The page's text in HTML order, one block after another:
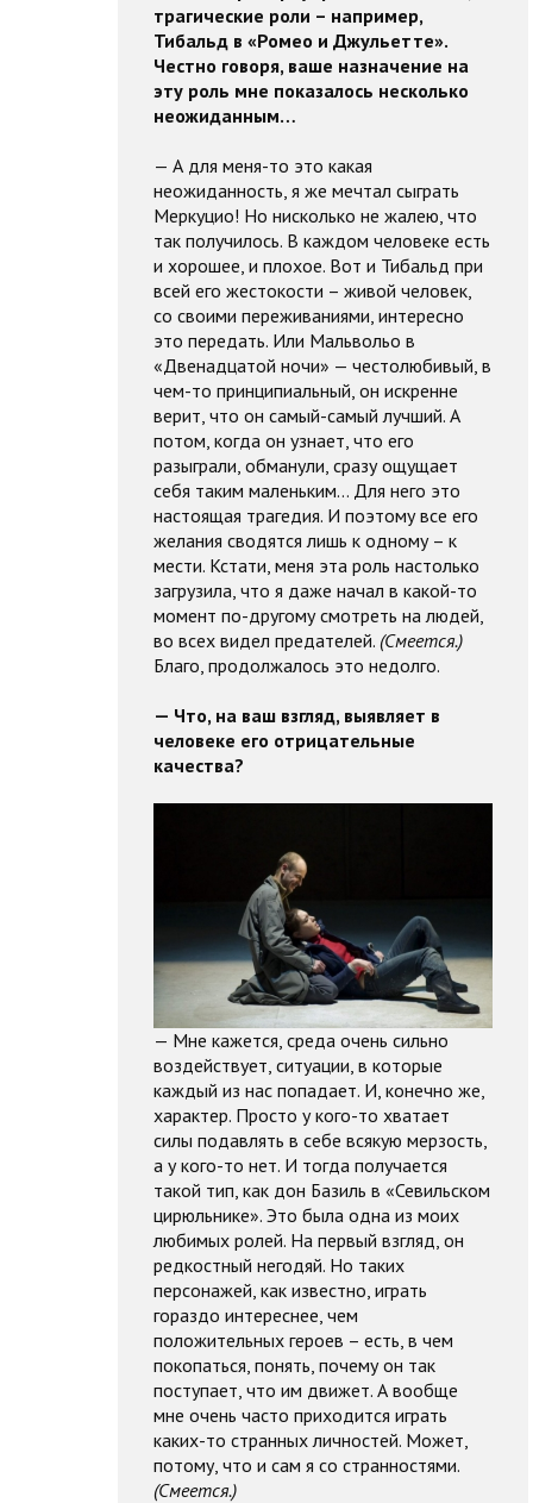
трагические роли – например,
Тибальд в «Ромео и Джульетте».
Честно говоря, ваше назначение на
эту роль мне показалось несколько
неожиданным…
— А для меня-то это какая
неожиданность, я же мечтал сыграть
Меркуцио! Но нисколько не жалею, что
так получилось. В каждом человеке есть
и хорошее, и плохое. Вот и Тибальд при
всей его жестокости – живой человек,
со своими переживаниями, интересно
это передать. Или Мальвольо в
«Двенадцатой ночи» — честолюбивый, в
чем-то принципиальный, он искренне
верит, что он самый-самый лучший. А
потом, когда он узнает, что его
разыграли, обманули, сразу ощущает
себя таким маленьким… Для него это
настоящая трагедия. И поэтому все его
желания сводятся лишь к одному – к
мести. Кстати, меня эта роль настолько
загрузила, что я даже начал в какой-то
момент по-другому смотреть на людей,
во всех видел предателей. (Смеется.)
Благо, продолжалось это недолго.
— Что, на ваш взгляд, выявляет в
человеке его отрицательные
качества?
— Мне кажется, среда очень сильно
воздействует, ситуации, в которые
каждый из нас попадает. И, конечно же,
характер. Просто у кого-то хватает
силы подавлять в себе всякую мерзость,
а у кого-то нет. И тогда получается
такой тип, как дон Базиль в «Севильском
цирюльнике». Это была одна из моих
любимых ролей. На первый взгляд, он
редкостный негодяй. Но таких
персонажей, как известно, играть
гораздо интереснее, чем
положительных героев – есть, в чем
покопаться, понять, почему он так
поступает, что им движет. А вообще
мне очень часто приходится играть
каких-то странных личностей. Может,
потому, что и сам я со странностями.
(Смеется.)